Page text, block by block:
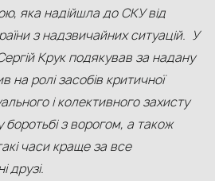
яка надійшла до СКУ від
з надзвичайних ситуацій. У
Крук подякував за надану
на ролі засобів критичної
і колективного захисту
боротьбі з ворогом, а також
часи краще за все
друзі.